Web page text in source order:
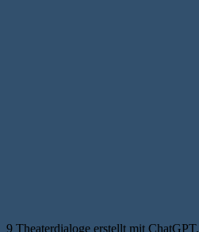
9 Theaterdialoge erstellt mit ChatGPT.